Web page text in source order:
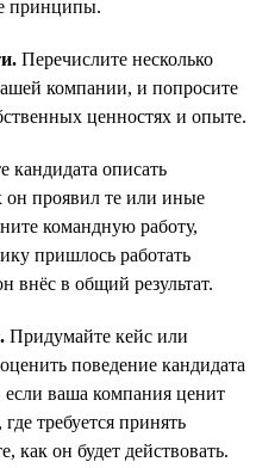
принципы.
Перечислите несколько
компании, и попросите
ценностях и опыте.
кандидата описать
он проявил те или иные
командную работу,
пришлось работать
внёс в общий результат.
Придумайте кейс или
поведение кандидата
ваша компания ценит
требуется принять
как он будет действовать.